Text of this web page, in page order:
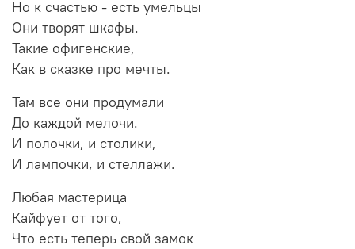
Но к счастью - есть умельцы
Они творят шкафы.
Такие офигенские,
Как в сказке про мечты.
Там все они продумали
До каждой мелочи.
И полочки, и столики,
И лампочки, и стеллажи.
Любая мастерица
Кайфует от того,
Что есть теперь свой замок